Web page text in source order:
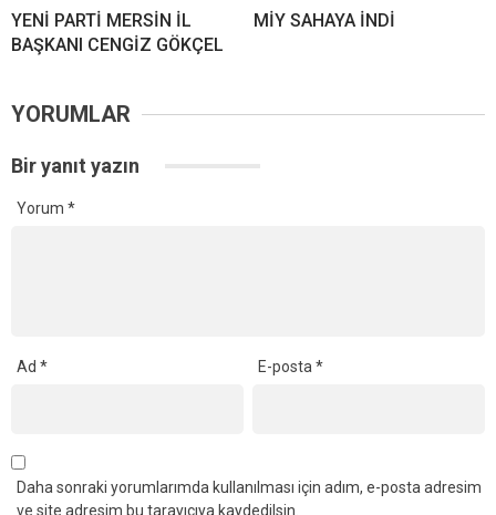
YENİ PARTİ MERSİN İL
BAŞKANI CENGİZ GÖKÇEL
MİY SAHAYA İNDİ
YORUMLAR
Bir yanıt yazın
Yorum *
Ad * E-posta*
Daha sonraki yorumlarımda kullanılması için adım, e-posta adresim
ve site adresim bu tarayıcıya kaydedilsin.